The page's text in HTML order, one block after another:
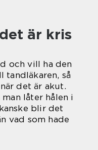
är kris
och vill ha den
så
det är akut.
låter hålen i
blir det
vad som hade